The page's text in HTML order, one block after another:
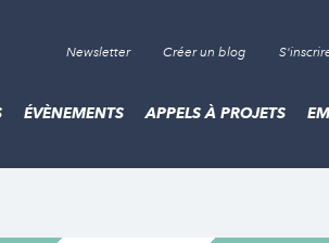
Newsletter Créer un blog
ÉVÈNEMENTS APPELS À PROJETS